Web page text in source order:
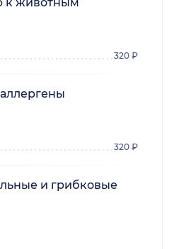
к животным
320 ₽
320 ₽
и грибковые